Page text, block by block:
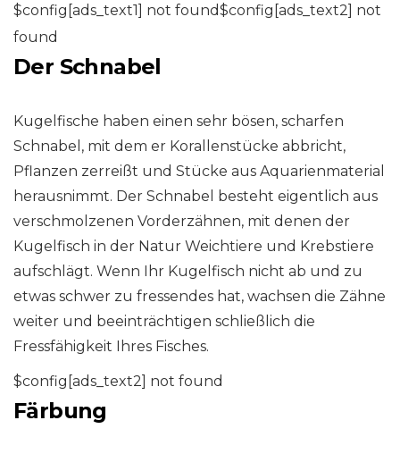
$config[ads_text1] not found$config[ads_text2] not
found
Der Schnabel
Kugelfische haben einen sehr bösen, scharfen
Schnabel, mit dem er Korallenstücke abbricht,
Pflanzen zerreißt und Stücke aus Aquarienmaterial
herausnimmt. Der Schnabel besteht eigentlich aus
verschmolzenen Vorderzähnen, mit denen der
Kugelfisch in der Natur Weichtiere und Krebstiere
aufschlägt. Wenn Ihr Kugelfisch nicht ab und zu
etwas schwer zu fressendes hat, wachsen die Zähne
weiter und beeinträchtigen schließlich die
Fressfähigkeit Ihres Fisches.
$config[ads_text2] not found
Färbung